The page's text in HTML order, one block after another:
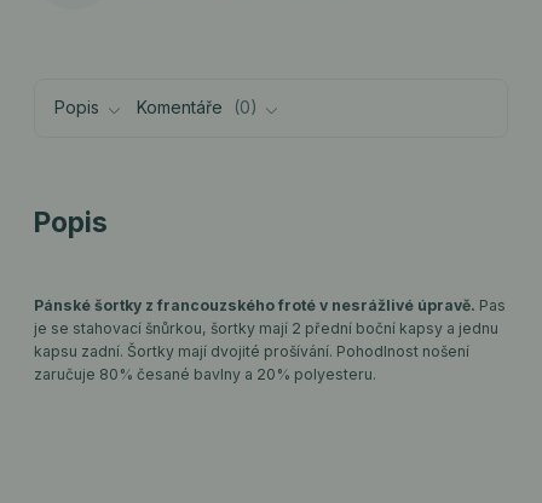
Popis Komentáře 0
Popis
Pánské šortky z francouzského froté v nesrážlivé úpravě. Pas
je se stahovací šnůrkou, šortky mají 2 přední boční kapsy a jednu
kapsu zadní. Šortky mají dvojité prošívání. Pohodlnost nošení
zaručuje 80% česané bavlny a 20% polyesteru.